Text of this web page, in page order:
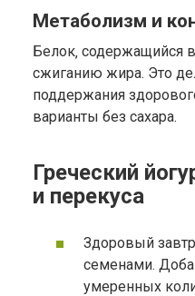
Метаболизм и
Белок‚ содержащийся
сжиганию жира. Это
поддержания
варианты без сахара.
Греческий
и перекуса
Здоровый
семенами.
умеренных